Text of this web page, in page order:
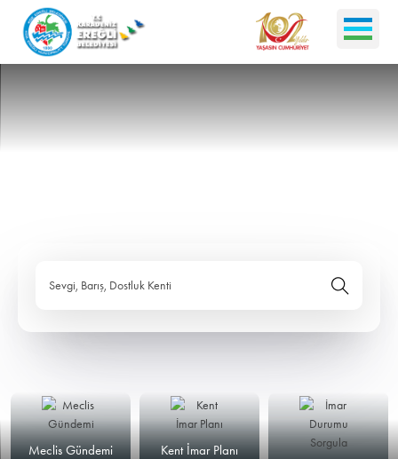
Sevgi, Barış, Dostluk Kenti
Meclis Gündemi
Kent İmar Planı